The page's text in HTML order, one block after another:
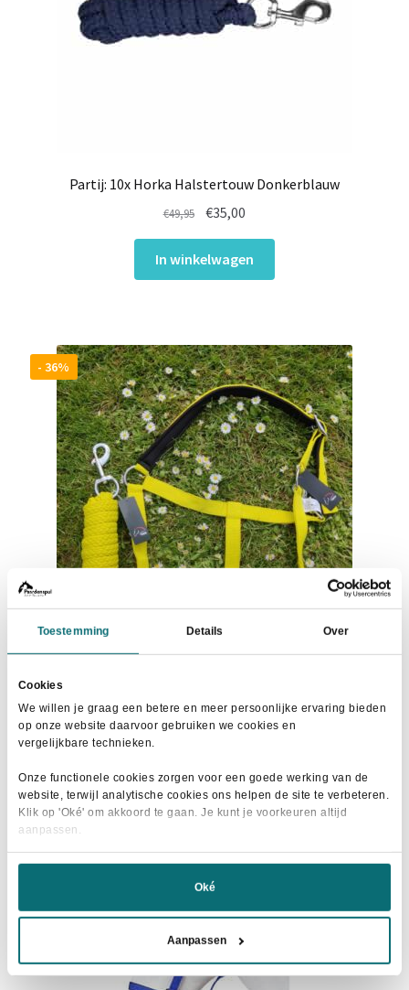
Toestemming Details Over
Cookies
We willen je graag een betere en meer persoonlijke ervaring bieden
op onze website daarvoor gebruiken we cookies en
vergelijkbare technieken.
Onze functionele cookies zorgen voor een goede werking van de
website, terwijl analytische cookies ons helpen de site te verbeteren.
Klik op 'Oké' om akkoord te gaan. Je kunt je voorkeuren altijd
aanpassen.
Oké
Aanpassen
Partij: 10x Horka Halstertouw Donkerblauw
€49,95
Oorspronkelijke
prijs
was:
€49,95.
€35,00
prijs
is:
€35,00.
In winkelwagen
- 36%
€24,95
Oorspronkelijke
prijs
€15,00 Huidige
prijs
€15,00.
Maat selecteren
heeft
meerdere
Deze
gekozen
op
- 20%